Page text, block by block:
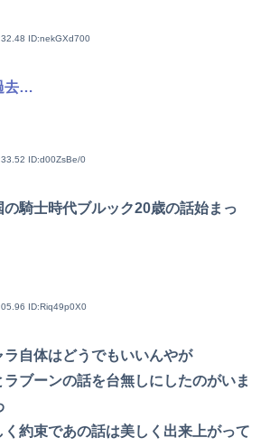
ID:nekGXd700
去…
ID:d00ZsBe/0
の騎士時代ブルック20歳の話始まっ
ID:Riq49p0X0
ラ自体はどうでもいいんやが
ブーンの話を台無しにしたのがいま
く約束であの話は美しく出来上がって